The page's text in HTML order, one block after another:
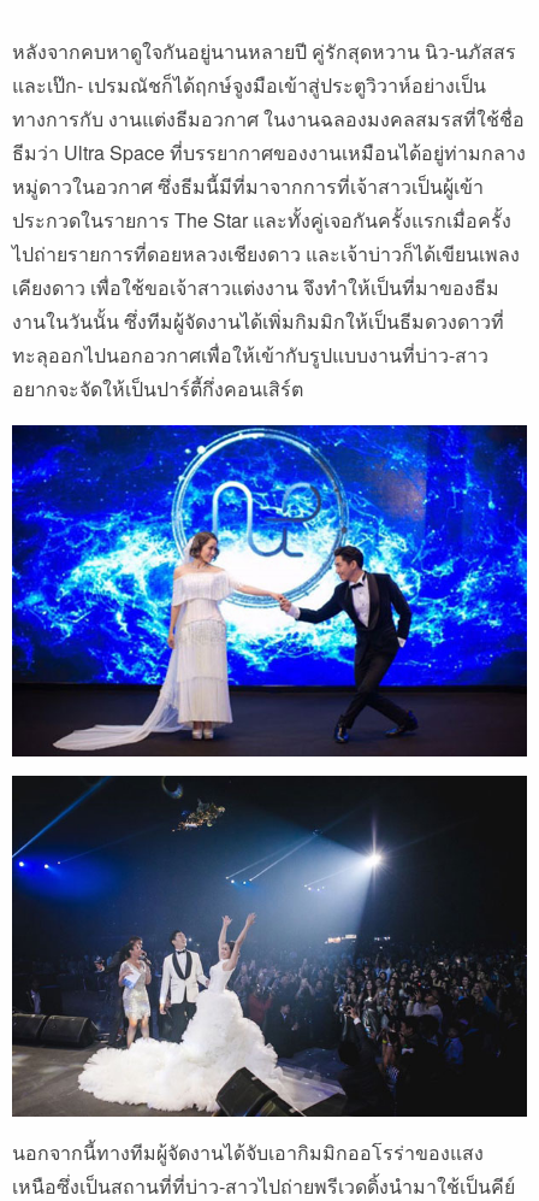
หลังจากคบหาดูใจกันอยู่นานหลายปี คู่รักสุดหวาน นิว-นภัสสร
และเป๊ก- เปรมณัชก็ได้ฤกษ์จูงมือเข้าสู่ประตูวิวาห์อย่างเป็น
ทางการกับ งานแต่งธีมอวกาศ ในงานฉลองมงคลสมรสที่ใช้ชื่อ
ธีมว่า Ultra Space ที่บรรยากาศของงานเหมือนได้อยู่ท่ามกลาง
หมู่ดาวในอวกาศ ซึ่งธีมนี้มีที่มาจากการที่เจ้าสาวเป็นผู้เข้า
ประกวดในรายการ The Star และทั้งคู่เจอกันครั้งแรกเมื่อครั้ง
ไปถ่ายรายการที่ดอยหลวงเชียงดาว และเจ้าบ่าวก็ได้เขียนเพลง
เคียงดาว เพื่อใช้ขอเจ้าสาวแต่งงาน จึงทำให้เป็นที่มาของธีม
งานในวันนั้น ซึ่งทีมผู้จัดงานได้เพิ่มกิมมิกให้เป็นธีมดวงดาวที่
ทะลุออกไปนอกอวกาศเพื่อให้เข้ากับรูปแบบงานที่บ่าว-สาว
อยากจะจัดให้เป็นปาร์ตี้กึ่งคอนเสิร์ต
นอกจากนี้ทางทีมผู้จัดงานได้จับเอากิมมิกออโรร่าของแสง
เหนือซึ่งเป็นสถานที่ที่บ่าว-สาวไปถ่ายพรีเวดดิ้งนำมาใช้เป็นคีย์